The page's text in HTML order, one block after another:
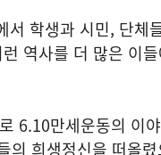
학생과 시민, 단체
역사를 더 많은 이
6.10만세운동의 이
의 희생정신을 떠올